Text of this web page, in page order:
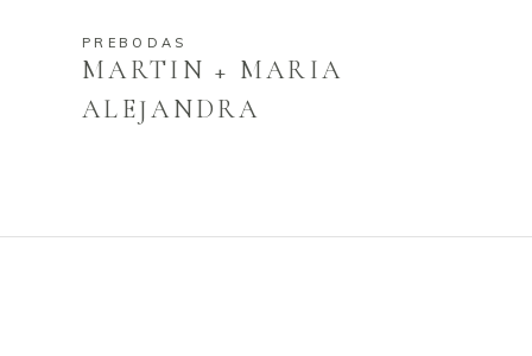
PREBODAS
MARTIN + MARIA
ALEJANDRA